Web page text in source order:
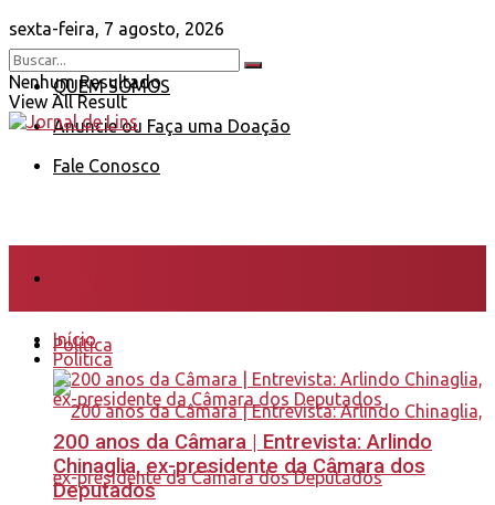
sexta-feira, 7 agosto, 2026
QUEM SOMOS
Anuncie ou Faça uma Doação
Fale Conosco
Nenhum Resultado
View All Result
Política
Início
Política
200 anos da Câmara | Entrevista: Arlindo
Chinaglia, ex-presidente da Câmara dos
Deputados